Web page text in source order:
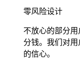
零风险设计
不放心的部分
分钱。我们对
的信心。